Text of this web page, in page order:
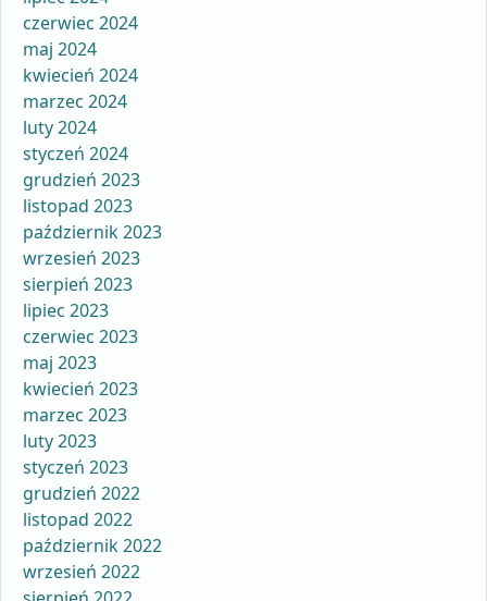
czerwiec 2024
maj 2024
kwiecień 2024
marzec 2024
luty 2024
styczeń 2024
grudzień 2023
listopad 2023
październik 2023
wrzesień 2023
sierpień 2023
lipiec 2023
czerwiec 2023
maj 2023
kwiecień 2023
marzec 2023
luty 2023
styczeń 2023
grudzień 2022
listopad 2022
październik 2022
wrzesień 2022